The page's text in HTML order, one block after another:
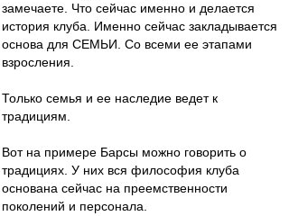
замечаете. Что сейчас именно и делается
история клуба. Именно сейчас закладывается
основа для СЕМЬИ. Со всеми ее этапами
взросления.
Только семья и ее наследие ведет к
традициям.
Вот на примере Барсы можно говорить о
традициях. У них вся философия клуба
основана сейчас на преемственности
поколений и персонала.